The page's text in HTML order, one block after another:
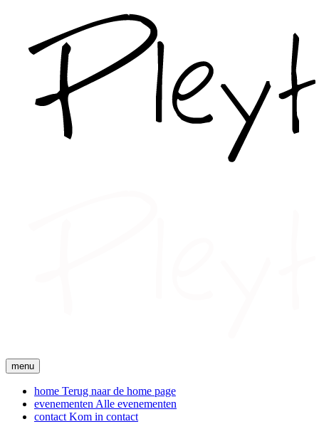
menu
home Terug naar de home page
evenementen Alle evenementen
contact Kom in contact